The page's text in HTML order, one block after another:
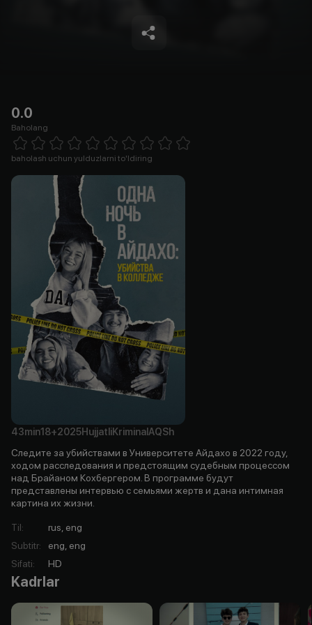
0.0
Baholang
1 Star 2 Stars 3 Stars 4 Stars5 Stars 6 Stars7 Stars8 Stars
baholash uchun yulduzlarni to'ldiring
43min18+2025HujjatliKriminal AQSh
Следите за убийствами в Университете Айдахо в 2022 году,
ходом расследования и предстоящим судебным процессом
над Брайаном Кохбергером. В программе будут
представлены интервью с семьями жертв и дана интимная
картина их жизни.
Til:
rus, eng
Subtitr:
eng, eng
Sifati: HD
Kadrlar